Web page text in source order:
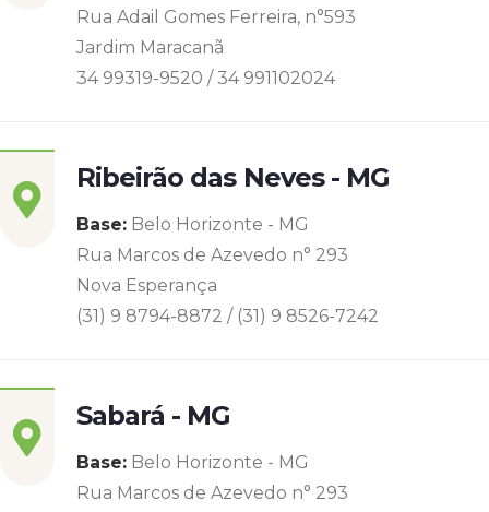
Rua Adail Gomes Ferreira, n°593
Jardim Maracanã
34 99319-9520 / 34 991102024
Ribeirão das Neves - MG
Base: Belo Horizonte - MG
Rua Marcos de Azevedo n° 293
Nova Esperança
(31) 9 8794-8872 / (31) 9 8526-7242
Sabará - MG
Base: Belo Horizonte - MG
Rua Marcos de Azevedo n° 293